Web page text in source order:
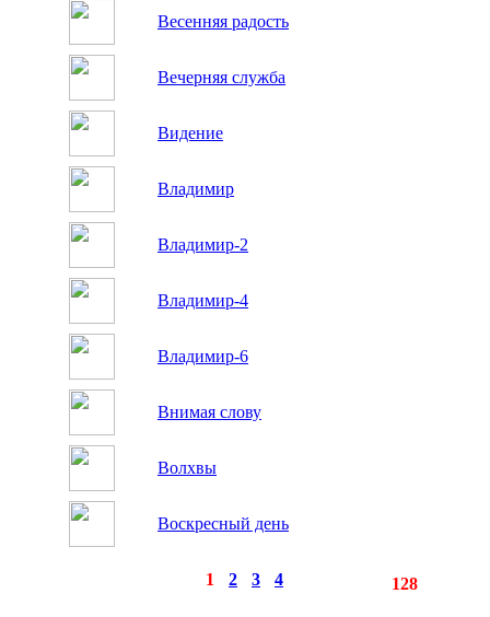
Весенняя радость
Вечерняя служба
Видение
Владимир
Владимир-2
Владимир-4
Владимир-6
Внимая слову
Волхвы
Воскресный день
1 2 3 4 128